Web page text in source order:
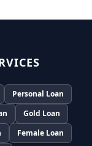
5 लाख तक
PMEGP
करने के लिए
का लोन,
PM Matru
Personal Loan
Gold Loan
Female Loan